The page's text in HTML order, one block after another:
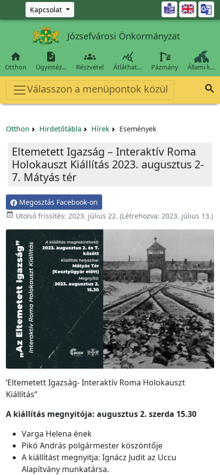
Ugrás a fő tartalomra
Kapcsolat 
Józsefvárosi Önkormányzat

Otthon

Ügyintéz…

Részvétel

Átláthat… Pázmány Állami k…
Válasszon a menüpontok közül 
Otthon Hirdetőtábla Hírek Események
Eltemetett Igazság – Interaktív Roma
Holokauszt Kiállítás 2023. augusztus 2-
7. Mátyás tér
Megosztás Facebook-on
 Utolsó frissítés: 2023. július 22. (Létrehozva: 2023. július 13.)
‘Eltemetett Igazság- Interaktív Roma Holokauszt
Kiállítás”
A kiállítás megnyitója: augusztus 2. szerda 15.30
Varga Helena ének
Pikó András polgármester köszöntője
A kiállítást megnyitja: Ignácz Judit az Uccu
Alapítvány munkatársa.